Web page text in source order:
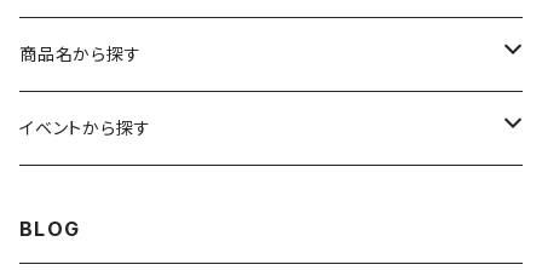
レギュラーサイズ
コンパクトサイズ
イラスト（フレーム付）
サイン付イラスト（フレーム付）
ガーゼスカーフ
てぬぐい
キャンプ - CAMPING
サーカス- CIRCUS
商品名から探す
kirie-deco
イベントから探す
BLOG